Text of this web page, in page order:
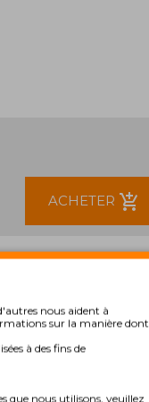
ACHETER add_shopping_cart
nous aident à
sur la manière dont
à des fins de
que nous utilisons, veuillez